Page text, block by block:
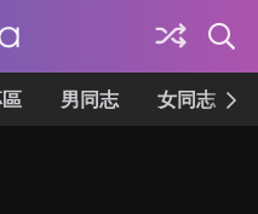
男同志 女同志